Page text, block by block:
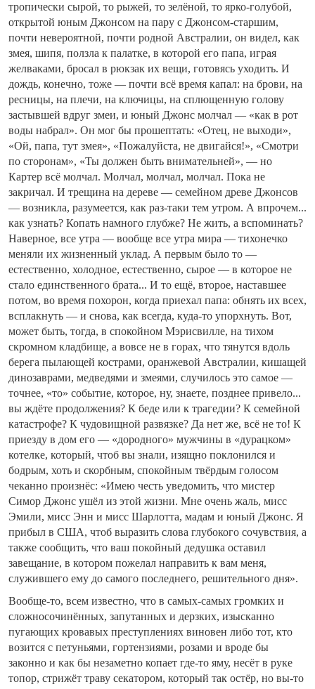
тропически сырой, то рыжей, то зелёной, то ярко-голубой,
открытой юным Джонсом на пару с Джонсом-старшим,
почти невероятной, почти родной Австралии, он видел, как
змея, шипя, ползла к палатке, в которой его папа, играя
желваками, бросал в рюкзак их вещи, готовясь уходить. И
дождь, конечно, тоже — почти всё время капал: на брови, на
ресницы, на плечи, на ключицы, на сплющенную голову
застывшей вдруг змеи, и юный Джонс молчал — «как в рот
воды набрал». Он мог бы прошептать: «Отец, не выходи»,
«Ой, папа, тут змея», «Пожалуйста, не двигайся!», «Смотри
по сторонам», «Ты должен быть внимательней», — но
Картер всё молчал. Молчал, молчал, молчал. Пока не
закричал. И трещина на дереве — семейном древе Джонсов
— возникла, разумеется, как раз-таки тем утром. А впрочем...
как узнать? Копать намного глубже? Не жить, а вспоминать?
Наверное, все утра — вообще все утра мира — тихонечко
меняли их жизненный уклад. А первым было то —
естественно, холодное, естественно, сырое — в которое не
стало единственного брата... И то ещё, второе, наставшее
потом, во время похорон, когда приехал папа: обнять их всех,
всплакнуть — и снова, как всегда, куда-то упорхнуть. Вот,
может быть, тогда, в спокойном Мэрисвилле, на тихом
скромном кладбище, а вовсе не в горах, что тянутся вдоль
берега пылающей кострами, оранжевой Австралии, кишащей
динозаврами, медведями и змеями, случилось это самое —
точнее, «то» событие, которое, ну, знаете, позднее привело...
вы ждёте продолжения? К беде или к трагедии? К семейной
катастрофе? К чудовищной развязке? Да нет же, всё не то! К
приезду в дом его — «дородного» мужчины в «дурацком»
котелке, который, чтоб вы знали, изящно поклонился и
бодрым, хоть и скорбным, спокойным твёрдым голосом
чеканно произнёс: «Имею честь уведомить, что мистер
Симор Джонс ушёл из этой жизни. Мне очень жаль, мисс
Эмили, мисс Энн и мисс Шарлотта, мадам и юный Джонс. Я
прибыл в США, чтоб выразить слова глубокого сочувствия, а
также сообщить, что ваш покойный дедушка оставил
завещание, в котором пожелал направить к вам меня,
служившего ему до самого последнего, решительного дня».
Вообще-то, всем известно, что в самых-самых громких и
сложносочинённых, запутанных и дерзких, изысканно
пугающих кровавых преступлениях виновен либо тот, кто
возится с петуньями, гортензиями, розами и вроде бы
законно и как бы незаметно копает где-то яму, несёт в руке
топор, стрижёт траву секатором, который так остёр, но вы-то